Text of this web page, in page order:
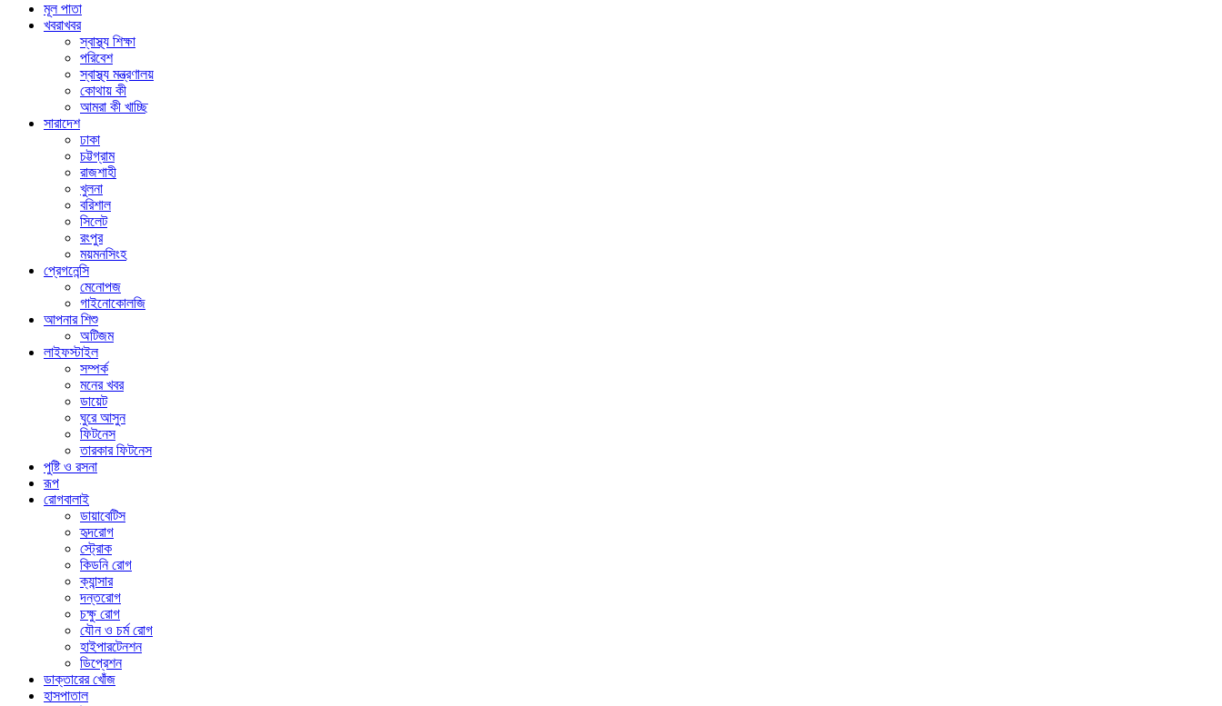
মূল পাতা
খবরাখবর
স্বাস্থ্য শিক্ষা
পরিবেশ
স্বাস্থ্য মন্ত্রণালয়
কোথায় কী
আমরা কী খাচ্ছি
সারাদেশ
ঢাকা
চট্টগ্রাম
রাজশাহী
খুলনা
বরিশাল
সিলেট
রংপুর
ময়মনসিংহ
প্রেগনেন্সি
মেনোপজ
গাইনোকোলজি
আপনার শিশু
অটিজম
লাইফস্টাইল
সম্পর্ক
মনের খবর
ডায়েট
ঘুরে আসুন
ফিটনেস
তারকার ফিটনেস
পুষ্টি ও রসনা
রূপ
রোগবালাই
ডায়াবেটিস
হৃদরোগ
স্ট্রোক
কিডনি রোগ
ক্যান্সার
দন্তরোগ
চক্ষু রোগ
যৌন ও চর্ম রোগ
হাইপারটেনশন
ডিপ্রেশন
ডাক্তারের খোঁজ
হাসপাতাল